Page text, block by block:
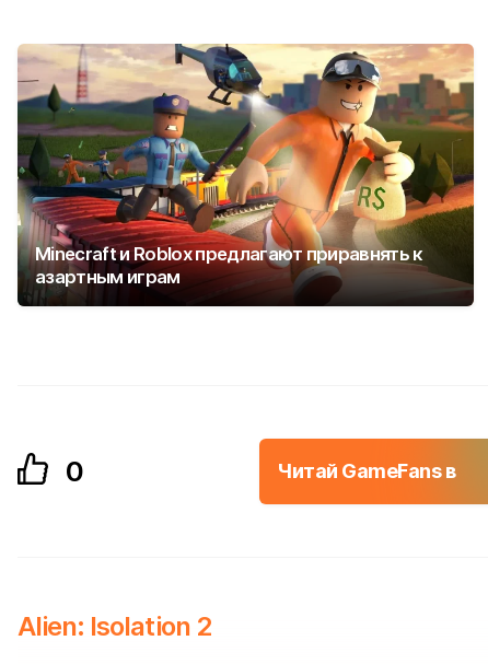
Minecraft и Roblox предлагают приравнять к
азартным играм
0 Читай GameFans в
Alien: Isolation 2